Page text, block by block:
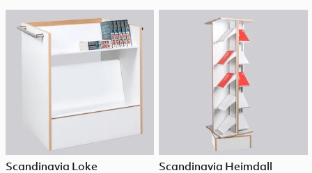
Scandinavia Loke Scandinavia Heimdall